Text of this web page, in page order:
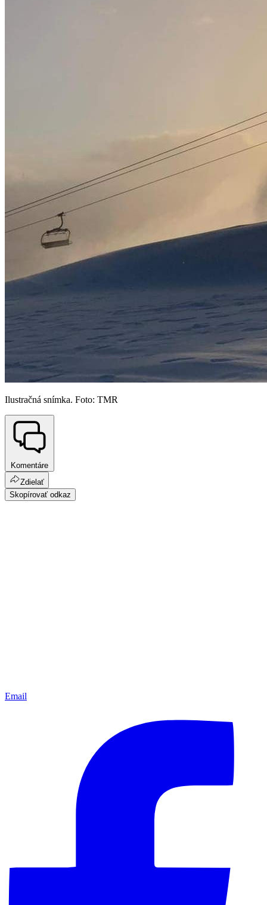
Ilustračná snímka. Foto: TMR
Komentáre
Zdielať
Skopírovať odkaz
Email